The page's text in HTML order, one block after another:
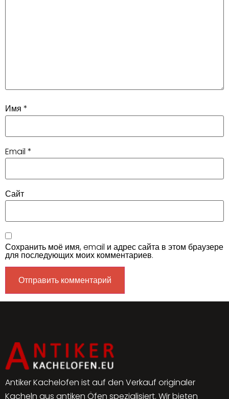
Имя *
Email *
Сайт
Сохранить моё имя, email и адрес сайта в этом браузере
для последующих моих комментариев.
Antiker Kachelofen ist auf den Verkauf originaler
Kacheln aus antiken Öfen spezialisiert. Wir bieten